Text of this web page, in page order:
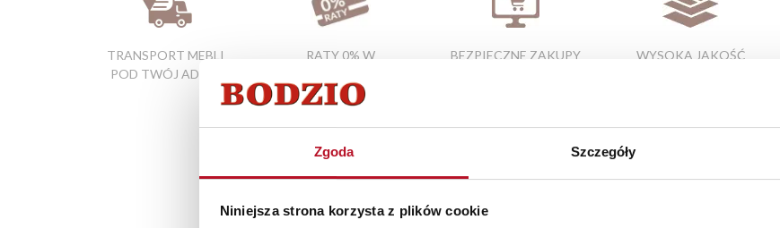
Zgoda Szczegóły
Niniejsza strona korzysta z plików cookie
TRANSPORT MEBLI
POD TWÓJ ADRES
RATY 0% W
FIRMOWYCH
BEZPIECZNE ZAKUPY
WYSOKA JAKOŚĆ
Elementy uzupełniające